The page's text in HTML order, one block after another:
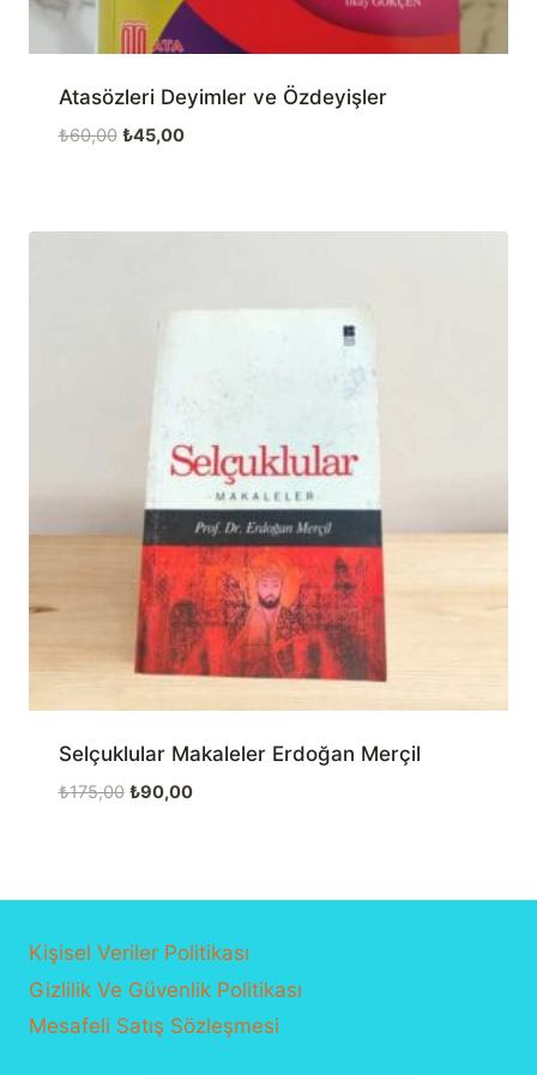
Atasözleri Deyimler ve Özdeyişler
₺60,00 Orijinal
₺45,00Şu
Selçuklular Makaleler Erdoğan Merçil
₺175,00 Orijinal
₺90,00Şu
Kişisel Veriler Politikası
Gizlilik Ve Güvenlik Politikası
Mesafeli Satış Sözleşmesi